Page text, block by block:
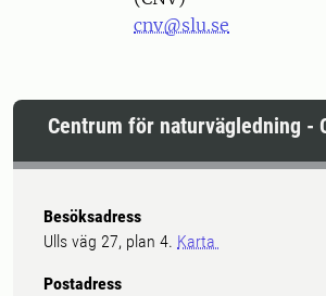
cnv@slu.se
Centrum för naturvägledning -
Besöksadress
Ulls väg 27, plan 4. Karta
Postadress